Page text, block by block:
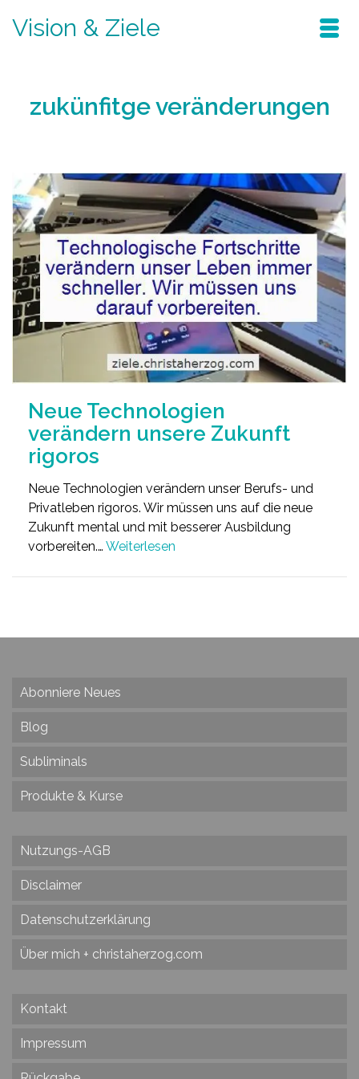
Vision & Ziele
zukünfitge veränderungen
Neue Technologien
verändern unsere Zukunft
rigoros
Neue Technologien verändern unser Berufs- und
Privatleben rigoros. Wir müssen uns auf die neue
Zukunft mental und mit besserer Ausbildung
vorbereiten.… Weiterlesen
Abonniere Neues
Blog
Subliminals
Produkte & Kurse
Nutzungs-AGB
Disclaimer
Datenschutzerklärung
Über mich + christaherzog.com
Kontakt
Impressum